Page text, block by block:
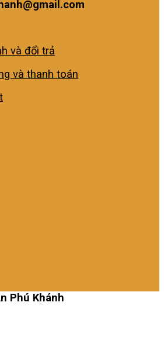
và đổi trả
và thanh toán
Phú Khánh